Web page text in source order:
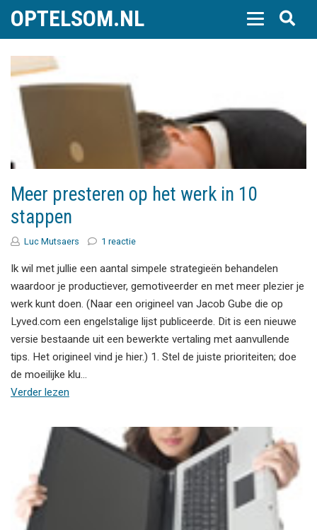
OPTELSOM.NL
Meer presteren op het werk in 10
stappen
Luc Mutsaers 1 reactie
Ik wil met jullie een aantal simpele strategieën behandelen
waardoor je productiever, gemotiveerder en met meer plezier je
werk kunt doen. (Naar een origineel van Jacob Gube die op
Lyved.com een engelstalige lijst publiceerde. Dit is een nieuwe
versie bestaande uit een bewerkte vertaling met aanvullende
tips. Het origineel vind je hier.) 1. Stel de juiste prioriteiten; doe
de moeilijke klu…
Verder lezen